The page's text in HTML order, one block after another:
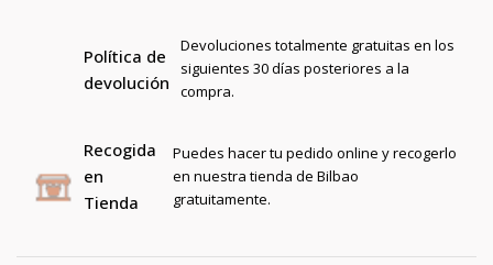
Política de
devolución
Devoluciones totalmente gratuitas en los
siguientes 30 días posteriores a la
compra.
Recogida
en
Tienda
Puedes hacer tu pedido online y recogerlo
en nuestra tienda de Bilbao
gratuitamente.